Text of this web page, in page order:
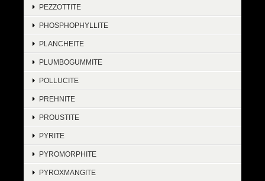
PEZZOTTITE
PHOSPHOPHYLLITE
PLANCHEITE
PLUMBOGUMMITE
POLLUCITE
PREHNITE
PROUSTITE
PYRITE
PYROMORPHITE
PYROXMANGITE